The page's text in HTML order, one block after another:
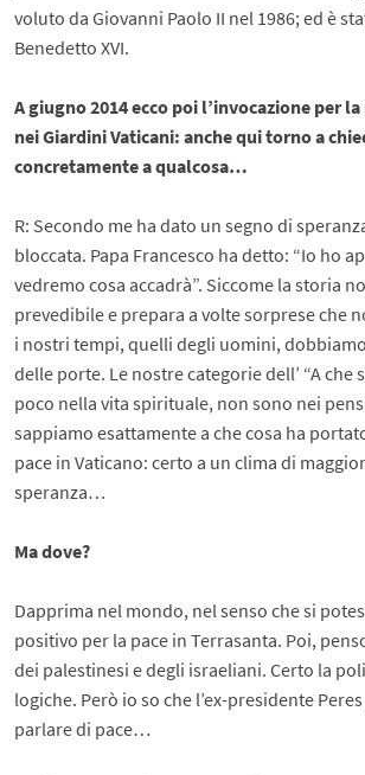
voluto da Giovanni Paolo II nel 1986; ed è
Benedetto XVI.
A giugno 2014 ecco poi l’invocazione per
nei Giardini Vaticani: anche qui torno a
concretamente a qualcosa…
R: Secondo me ha dato un segno di
bloccata. Papa Francesco ha detto: “Io ho
vedremo cosa accadrà”. Siccome la storia
prevedibile e prepara a volte sorprese che
i nostri tempi, quelli degli uomini,
delle porte. Le nostre categorie dell’ “A che
poco nella vita spirituale, non sono nei
sappiamo esattamente a che cosa ha
pace in Vaticano: certo a un clima di
speranza…
Ma dove?
Dapprima nel mondo, nel senso che si
positivo per la pace in Terrasanta. Poi,
dei palestinesi e degli israeliani. Certo la
logiche. Però io so che l’ex-presidente
parlare di pace…